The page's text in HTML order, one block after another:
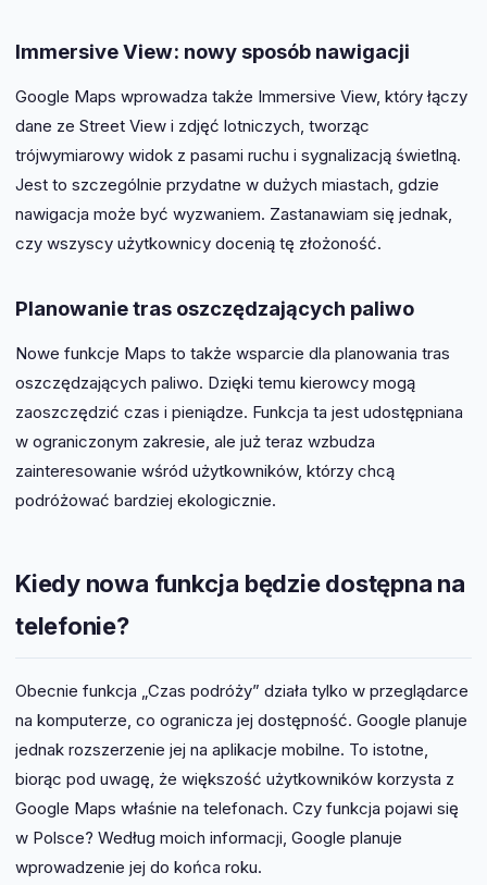
Immersive View: nowy sposób nawigacji
Google Maps wprowadza także Immersive View, który łączy
dane ze Street View i zdjęć lotniczych, tworząc
trójwymiarowy widok z pasami ruchu i sygnalizacją świetlną.
Jest to szczególnie przydatne w dużych miastach, gdzie
nawigacja może być wyzwaniem. Zastanawiam się jednak,
czy wszyscy użytkownicy docenią tę złożoność.
Planowanie tras oszczędzających paliwo
Nowe funkcje Maps to także wsparcie dla planowania tras
oszczędzających paliwo. Dzięki temu kierowcy mogą
zaoszczędzić czas i pieniądze. Funkcja ta jest udostępniana
w ograniczonym zakresie, ale już teraz wzbudza
zainteresowanie wśród użytkowników, którzy chcą
podróżować bardziej ekologicznie.
Kiedy nowa funkcja będzie dostępna na
telefonie?
Obecnie funkcja „Czas podróży” działa tylko w przeglądarce
na komputerze, co ogranicza jej dostępność. Google planuje
jednak rozszerzenie jej na aplikacje mobilne. To istotne,
biorąc pod uwagę, że większość użytkowników korzysta z
Google Maps właśnie na telefonach. Czy funkcja pojawi się
w Polsce? Według moich informacji, Google planuje
wprowadzenie jej do końca roku.